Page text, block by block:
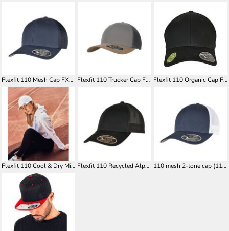
Flexfit 110 Mesh Cap FX110M Flexfit 110 Trucker Cap FX110T Flexfit 110 Organic Cap FX110OC
Flexfit 110 Cool & Dry Mini Piqué FX110P Flexfit 110 Recycled Alpha Shape Trucker Cap FX110RA 110 mesh 2-tone cap (110MT)